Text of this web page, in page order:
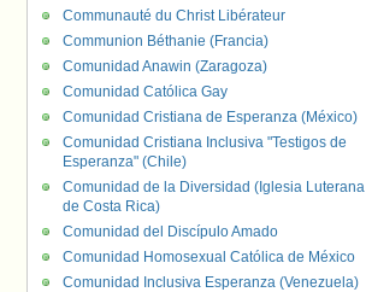
Communauté du Christ Libérateur
Communion Béthanie (Francia)
Comunidad Anawin (Zaragoza)
Comunidad Católica Gay
Comunidad Cristiana de Esperanza (México)
Comunidad Cristiana Inclusiva "Testigos de
Esperanza" (Chile)
Comunidad de la Diversidad (Iglesia Luterana
de Costa Rica)
Comunidad del Discípulo Amado
Comunidad Homosexual Católica de México
Comunidad Inclusiva Esperanza (Venezuela)